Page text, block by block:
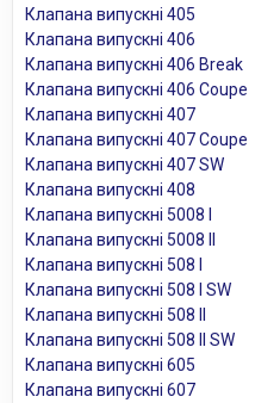
Клапана випускні 405
Клапана випускні 406
Клапана випускні 406 Break
Клапана випускні 406 Coupe
Клапана випускні 407
Клапана випускні 407 Coupe
Клапана випускні 407 SW
Клапана випускні 408
Клапана випускні 5008 I
Клапана випускні 5008 II
Клапана випускні 508 I
Клапана випускні 508 I SW
Клапана випускні 508 II
Клапана випускні 508 II SW
Клапана випускні 605
Клапана випускні 607